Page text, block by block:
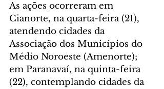
As ações ocorreram em
Cianorte, na quarta-feira (21),
atendendo cidades da
Associação dos Municípios do
Médio Noroeste (Amenorte);
em Paranavaí, na quinta-feira
(22), contemplando cidades da